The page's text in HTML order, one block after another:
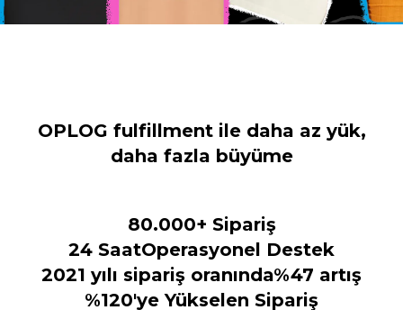
OPLOG fulfillment ile daha az yük,
daha fazla büyüme
80.000+ Sipariş
24 SaatOperasyonel Destek
2021 yılı sipariş oranında%47 artış
%120'ye Yükselen Sipariş